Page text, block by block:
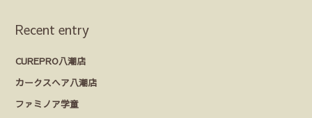
Recent entry
CUREPRO八潮店
カークスヘア八潮店
ファミノア学童